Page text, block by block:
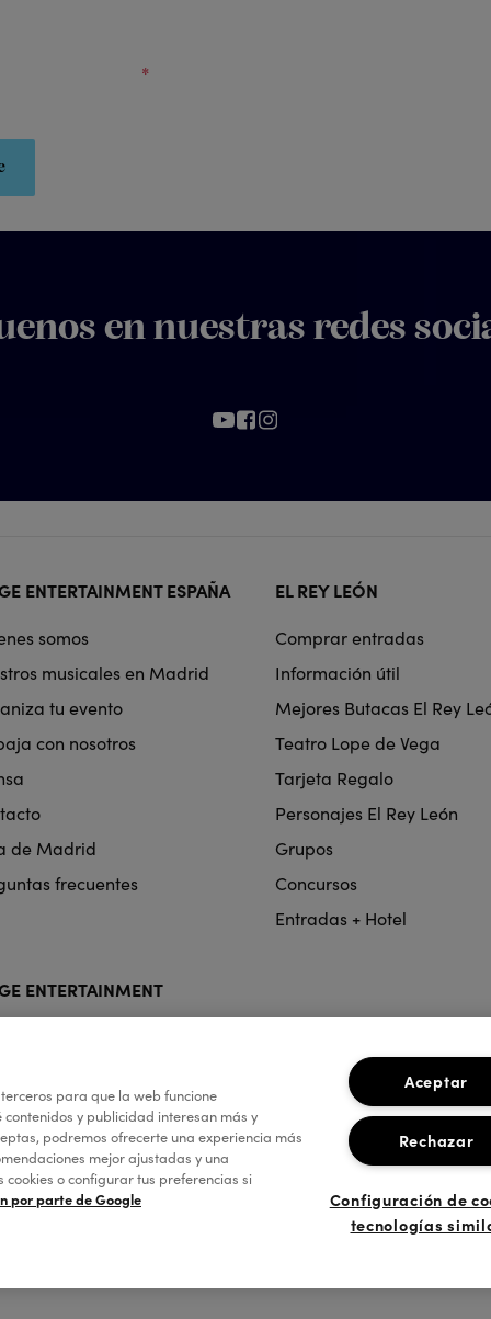
*
en nuestras redes
ENTERTAINMENT ESPAÑA
somos
musicales en Madrid
tu evento
con nosotros
de Madrid
frecuentes
EL REY LEÓN
Comprar entradas
Información útil
Mejores Butacas El Rey
Teatro Lope de Vega
Tarjeta Regalo
Personajes El Rey León
Grupos
Concursos
Entradas + Hotel
ENTERTAINMENT
Configuración de Cookies
para que la web funcione
y publicidad interesan más y
podremos ofrecerte una experiencia más
mejor ajustadas y una
o configurar tus preferencias si
por parte de Google
Aceptar
Rechazar
Configuración de
tecnologías